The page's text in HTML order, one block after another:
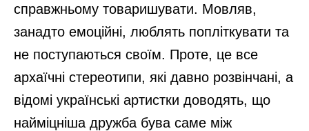
справжньому товаришувати. Мовляв,
занадто емоційні, люблять попліткувати та
не поступаються своїм. Проте, це все
архаїчні стереотипи, які давно розвінчані, а
відомі українські артистки доводять, що
найміцніша дружба бува саме між